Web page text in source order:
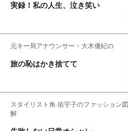
実録！私の人生、泣き笑い
元キー局アナウンサー・大木優紀の
旅の恥はかき捨てて
スタイリスト角 佑宇子のファッション図
解